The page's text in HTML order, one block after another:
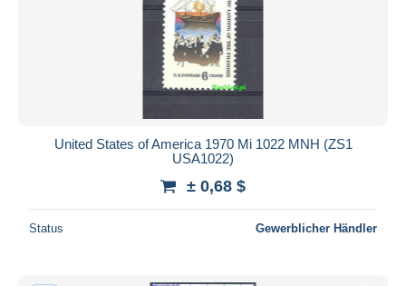
United States of America 1970 Mi 1022 MNH (ZS1
USA1022)
± 0,68 $
Status Gewerblicher Händler